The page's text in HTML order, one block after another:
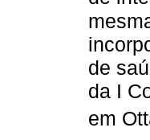
de
da I
em